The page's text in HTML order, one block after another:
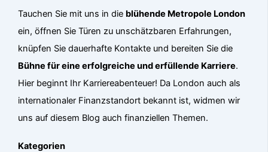
Tauchen Sie mit uns in die blühende Metropole London
ein, öffnen Sie Türen zu unschätzbaren Erfahrungen,
knüpfen Sie dauerhafte Kontakte und bereiten Sie die
Bühne für eine erfolgreiche und erfüllende Karriere.
Hier beginnt Ihr Karriereabenteuer! Da London auch als
internationaler Finanzstandort bekannt ist, widmen wir
uns auf diesem Blog auch finanziellen Themen.
Kategorien